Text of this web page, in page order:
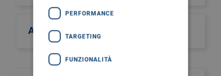
Alcos Zahar
PERFORMANCE
TARGETING
FUNZIONALITÀ